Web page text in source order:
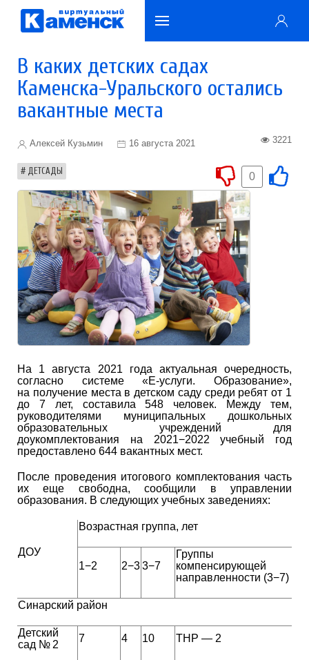
В каких детских садах
Каменска-Уральского остались
вакантные места
Алексей Кузьмин 16 августа 2021 3221
ДЕТСАДЫ 0
На 1 августа 2021 года актуальная очередность,
согласно системе «Е-услуги. Образование»,
на получение места в детском саду среди ребят от 1
до 7 лет, составила 548 человек. Между тем,
руководителями муниципальных дошкольных
образовательных учреждений для
доукомплектования на 2021−2022 учебный год
предоставлено 644 вакантных мест.
После проведения итогового комплектования часть
их еще свободна, сообщили в управлении
образования. В следующих учебных заведениях:
ДОУ
Возрастная группа, лет
1−2 2−33−7
Группы
компенсирующей
направленности (3−7)
Синарский район
Детский
сад № 2
7 4 10 ТНР — 2